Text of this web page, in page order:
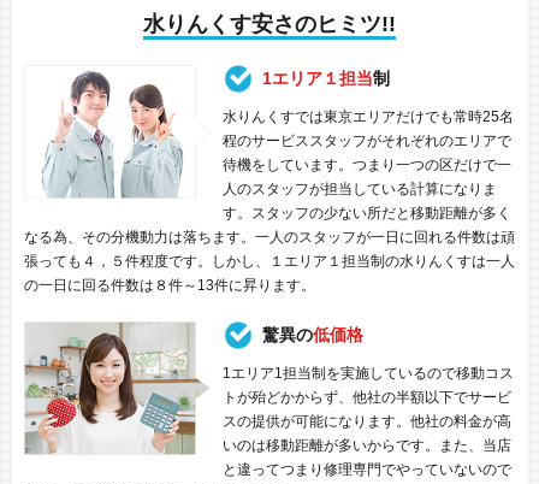
水りんくす安さのヒミツ!!
1エリア１担当制
水りんくすでは東京エリアだけでも常時25名
程のサービススタッフがそれぞれのエリアで
待機をしています。つまり一つの区だけで一
人のスタッフが担当している計算になりま
す。スタッフの少ない所だと移動距離が多く
なる為、その分機動力は落ちます。一人のスタッフが一日に回れる件数は頑
張っても４，５件程度です。しかし、１エリア１担当制の水りんくすは一人
の一日に回る件数は８件～13件に昇ります。
驚異の低価格
1エリア1担当制を実施しているので移動コス
トが殆どかからず、他社の半額以下でサービ
スの提供が可能になります。他社の料金が高
いのは移動距離が多いからです。また、当店
と違ってつまり修理専門でやっていないので